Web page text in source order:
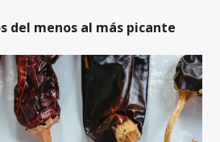
del menos al más picante